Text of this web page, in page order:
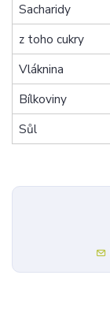
Sacharidy
z toho cukry
Vláknina
Bílkoviny
Sůl